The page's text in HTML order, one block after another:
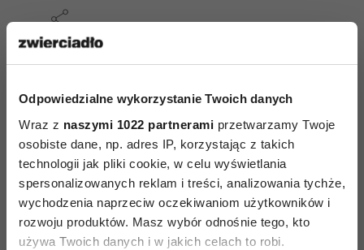
Odpowiedzialne wykorzystanie Twoich danych
Wraz z naszymi 1022 partnerami przetwarzamy Twoje
osobiste dane, np. adres IP, korzystając z takich
technologii jak pliki cookie, w celu wyświetlania
spersonalizowanych reklam i treści, analizowania tychże,
wychodzenia naprzeciw oczekiwaniom użytkowników i
rozwoju produktów. Masz wybór odnośnie tego, kto
używa Twoich danych i w jakich celach to robi.
ZDRADA
AUTOPROMOCJA